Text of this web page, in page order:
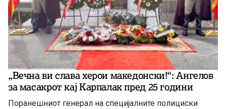
„Вечна ви слава херои македонски!“: Ангелов
за масакрот кај Карпалак пред 25 години
Поранешниот генерал на специјалните полициски